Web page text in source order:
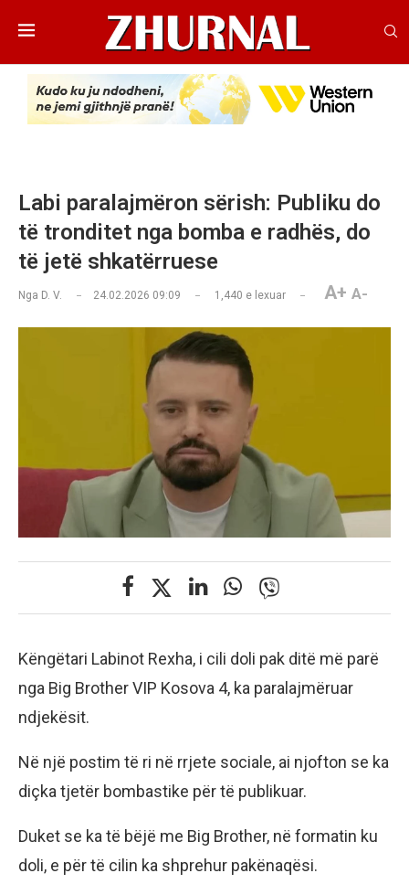
Labi paralajmëron sërish: Publiku do
të tronditet nga bomba e radhës, do
të jetë shkatërruese
Nga D. V. 24.02.2026 09:09 1,440 e lexuar A+ A-
Këngëtari Labinot Rexha, i cili doli pak ditë më parë
nga Big Brother VIP Kosova 4, ka paralajmëruar
ndjekësit.
Në një postim të ri në rrjete sociale, ai njofton se ka
diçka tjetër bombastike për të publikuar.
Duket se ka të bëjë me Big Brother, në formatin ku
doli, e për të cilin ka shprehur pakënaqësi.